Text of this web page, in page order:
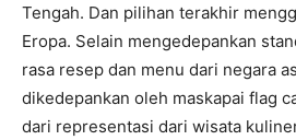
Tengah. Dan pilihan terakhir
Eropa. Selain mengedepankan
rasa resep dan menu dari negara
dikedepankan oleh maskapai flag
dari representasi dari wisata